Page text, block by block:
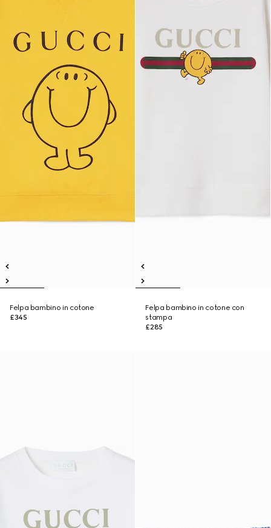
Felpa bambino in cotone
£345
Felpa bambino in cotone con
stampa
£285